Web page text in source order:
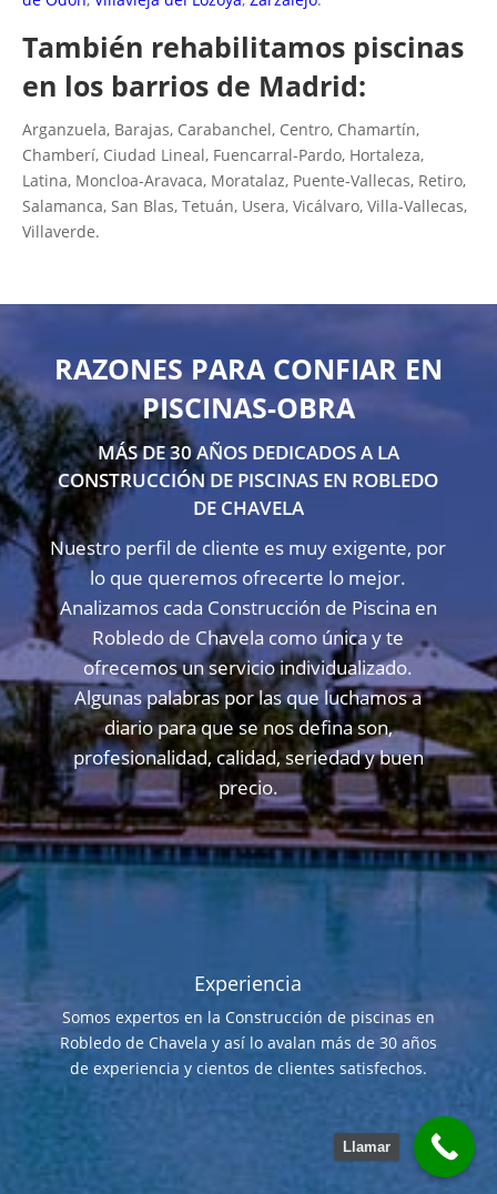
También rehabilitamos piscinas
en los barrios de Madrid:
Arganzuela, Barajas, Carabanchel, Centro, Chamartín,
Chamberí, Ciudad Lineal, Fuencarral-Pardo, Hortaleza,
Latina, Moncloa-Aravaca, Moratalaz, Puente-Vallecas, Retiro,
Salamanca, San Blas, Tetuán, Usera, Vicálvaro, Villa-Vallecas,
Villaverde.
RAZONES PARA CONFIAR EN
PISCINAS-OBRA
MÁS DE 30 AÑOS DEDICADOS A LA
CONSTRUCCIÓN DE PISCINAS EN ROBLEDO
DE CHAVELA
Nuestro perfil de cliente es muy exigente, por
lo que queremos ofrecerte lo mejor.
Analizamos cada Construcción de Piscina en
Robledo de Chavela como única y te
ofrecemos un servicio individualizado.
Algunas palabras por las que luchamos a
diario para que se nos defina son,
profesionalidad, calidad, seriedad y buen
precio.
Experiencia
Somos expertos en la Construcción de piscinas en
Robledo de Chavela y así lo avalan más de 30 años
de experiencia y cientos de clientes satisfechos.
Llamar